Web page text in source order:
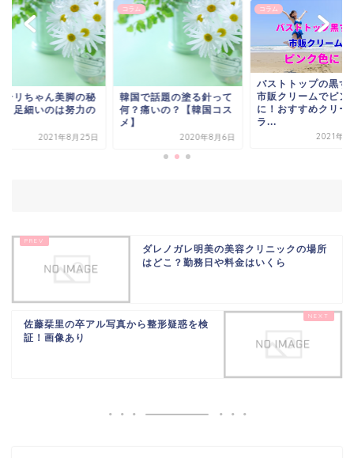
テリちゃん美脚の秘
？足細いのは努力の
2021年8月25日
コラム
韓国で話題の塗る針って
何？痛いの？【韓国コス
メ】
2020年8月6日
コラム
バストトップの黒ず
市販クリームでピン
に！おすすめクリー
ラ...
2021年2
ダレノガレ明美の美容クリニックの場所
はどこ？勤務日や料金はいくら
佐藤栞里の卒アル写真から整形疑惑を検
証！画像あり